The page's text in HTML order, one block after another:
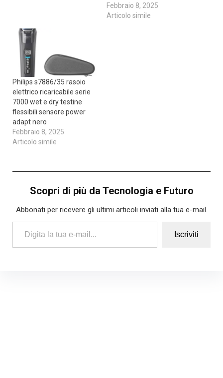
Febbraio 8, 2025
Articolo simile
Philips s7886/35 rasoio
elettrico ricaricabile serie
7000 wet e dry testine
flessibili sensore power
adapt nero
Febbraio 8, 2025
Articolo simile
Scopri di più da Tecnologia e Futuro
Abbonati per ricevere gli ultimi articoli inviati alla tua e-mail.
Digita la tua e-mail...
Iscriviti